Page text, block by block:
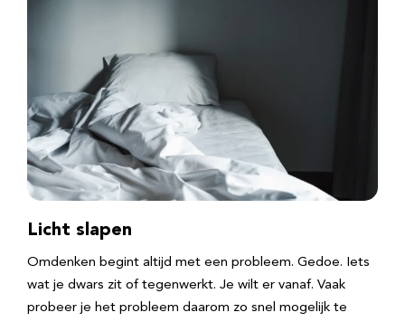
Licht slapen
Omdenken begint altijd met een probleem. Gedoe. Iets
wat je dwars zit of tegenwerkt. Je wilt er vanaf. Vaak
probeer je het probleem daarom zo snel mogelijk te